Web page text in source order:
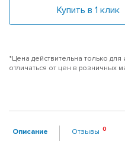
Купить в 1 клик
*Цена действительна только
отличаться от цен в розничных
Описание Отзывы